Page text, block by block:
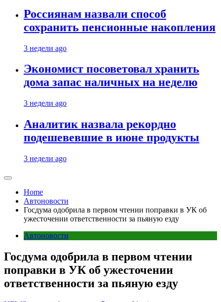
Россиянам назвали способ
сохранить пенсионные накопления
3 недели ago
Экономист посоветовал хранить
дома запас наличных на неделю
3 недели ago
Аналитик назвала рекордно
подешевевшие в июне продукты
3 недели ago
Home
Автоновости
Госдума одобрила в первом чтении поправки в УК об
ужесточении ответственности за пьяную езду
Автоновости
Госдума одобрила в первом чтении
поправки в УК об ужесточении
ответственности за пьяную езду